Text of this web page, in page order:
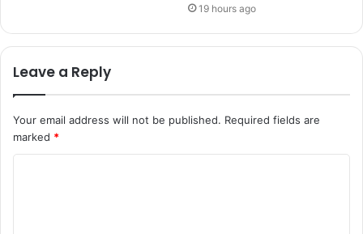
19 hours ago
Leave a Reply
Your email address will not be published. Required fields are
marked *